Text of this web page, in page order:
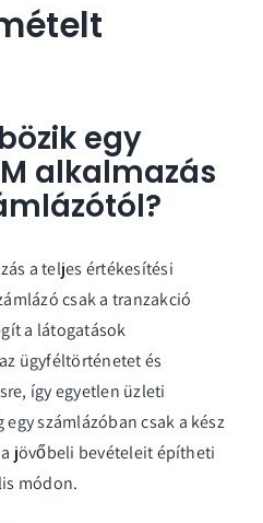
egy
alkalmazás
a teljes értékesítési
csak a tranzakció
a látogatások
ügyféltörténetet és
így egyetlen üzleti
egy számlázóban csak a kész
jövőbeli bevételeit építheti
módon.